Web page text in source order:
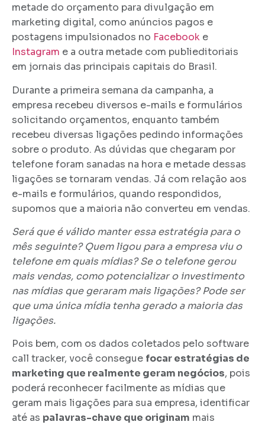
metade do orçamento para divulgação em
marketing digital, como anúncios pagos e
postagens impulsionados no Facebook e
Instagram e a outra metade com publieditoriais
em jornais das principais capitais do Brasil.
Durante a primeira semana da campanha, a
empresa recebeu diversos e-mails e formulários
solicitando orçamentos, enquanto também
recebeu diversas ligações pedindo informações
sobre o produto. As dúvidas que chegaram por
telefone foram sanadas na hora e metade dessas
ligações se tornaram vendas. Já com relação aos
e-mails e formulários, quando respondidos,
supomos que a maioria não converteu em vendas.
Será que é válido manter essa estratégia para o
mês seguinte? Quem ligou para a empresa viu o
telefone em quais mídias? Se o telefone gerou
mais vendas, como potencializar o investimento
nas mídias que geraram mais ligações? Pode ser
que uma única mídia tenha gerado a maioria das
ligações.
Pois bem, com os dados coletados pelo software
call tracker, você consegue focar estratégias de
marketing que realmente geram negócios, pois
poderá reconhecer facilmente as mídias que
geram mais ligações para sua empresa, identificar
até as palavras-chave que originam mais